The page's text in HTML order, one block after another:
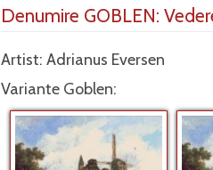
Denumire GOBLEN:
Artist: Adrianus Eversen
Variante Goblen: